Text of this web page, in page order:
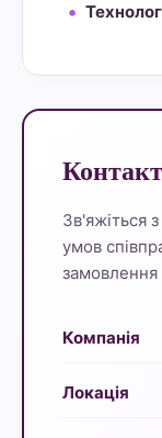
Зв'яжіться
умов
замовлення
Компанія
Локація